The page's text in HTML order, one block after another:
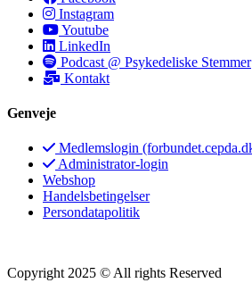
Instagram
Youtube
LinkedIn
Podcast @ Psykedeliske Stemmer
Kontakt
Genveje
Medlemslogin
Administrator-login
Webshop
Handelsbetingelser
Persondatapolitik
Copyright 2025 © All rights Reserved